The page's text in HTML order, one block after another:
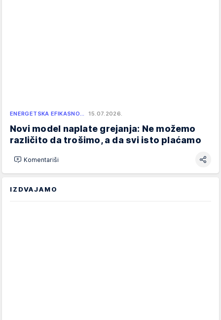
ENERGETSKA EFIKASNO… 15.07.2026.
Novi model naplate grejanja: Ne možemo
različito da trošimo, a da svi isto plaćamo
Komentariši
IZDVAJAMO